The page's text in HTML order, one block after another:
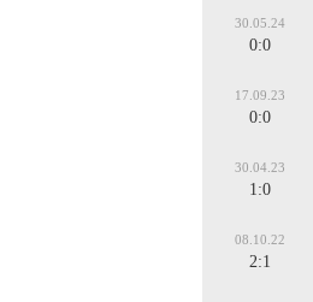
30.05.24
0:0
17.09.23
0:0
30.04.23
1:0
08.10.22
2:1